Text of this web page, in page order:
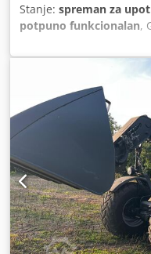
Stanje: spreman za
potpuno funkcionalan,
maksimalna brzina:30
sledeća inspekcija (TÜV):
500/85 R24, broj
kabina, klima uređaj,
vučna spojnica prikolice
nudimo sledeću
kombajn AF 7240 sa
Uzdužno postavljen ST-
cilindara Snaga: 366 kW
gusenice sa oprugama,
500/85 R24 HID paket
podešavanje broja